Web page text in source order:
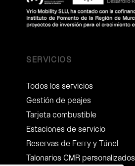
SERVICIOS
Todos los servicios
Gestión de peajes
Tarjeta combustible
Estaciones de servicio
Reservas de Ferry y Túnel
Talonarios CMR personalizados